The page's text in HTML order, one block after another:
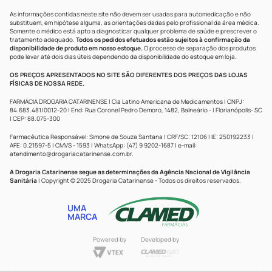
As informações contidas neste site não devem ser usadas para automedicação e não
substituem, em hipótese alguma, as orientações dadas pelo profissional da área médica.
Somente o médico está apto a diagnosticar qualquer problema de saúde e prescrever o
tratamento adequado. Todos os pedidos efetuados estão sujeitos à confirmação da
disponibilidade de produto em nosso estoque.O processo de separação dos produtos
pode levar até dois dias úteis dependendo da disponibilidade do estoque em loja.
OS PREÇOS APRESENTADOS NO SITE SÃO DIFERENTES DOS PREÇOS DAS LOJAS
FÍSICAS DE NOSSA REDE.
FARMÁCIA DROGARIA CATARINENSE | Cia Latino Americana de Medicamentos | CNPJ:
84.683.481/0012-20 | End: Rua Coronel Pedro Demoro, 1482, Balneário - | Florianópolis- SC
| CEP: 88.075-300
Farmacêutica Responsável: Simone de Souza Santana | CRF/SC: 12106 | IE: 250192233 |
AFE: 0.21597-5 | CMVS - 1593 | WhatsApp: (47) 9 9202-1687 | e-mail:
atendimento@drogariacatarinense.com.br.
A Drogaria Catarinense segue as determinações da Agência Nacional de Vigilância
Sanitária | Copyright © 2025 Drogaria Catarinense - Todos os direitos reservados.
UMA
MARCA
Powered by Developed by